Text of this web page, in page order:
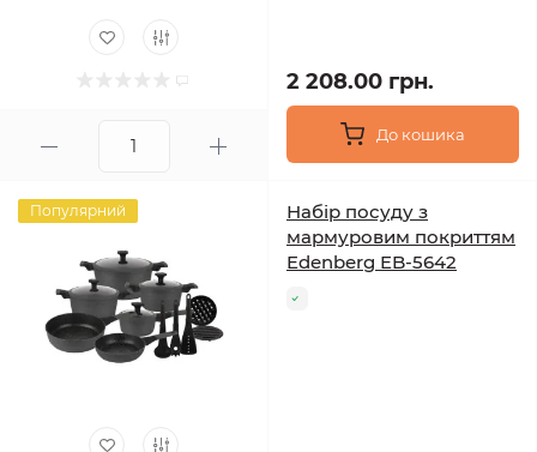
2 208.00 грн.
До кошика
Популярний
Набір посуду з
мармуровим покриттям
Edenberg EB-5642